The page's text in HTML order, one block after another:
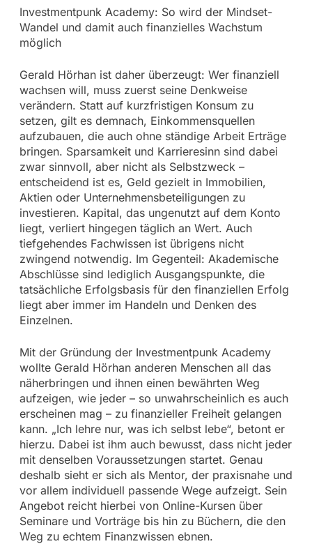
Investmentpunk Academy: So wird der Mindset-
Wandel und damit auch finanzielles Wachstum
möglich
Gerald Hörhan ist daher überzeugt: Wer finanziell
wachsen will, muss zuerst seine Denkweise
verändern. Statt auf kurzfristigen Konsum zu
setzen, gilt es demnach, Einkommensquellen
aufzubauen, die auch ohne ständige Arbeit Erträge
bringen. Sparsamkeit und Karrieresinn sind dabei
zwar sinnvoll, aber nicht als Selbstzweck –
entscheidend ist es, Geld gezielt in Immobilien,
Aktien oder Unternehmensbeteiligungen zu
investieren. Kapital, das ungenutzt auf dem Konto
liegt, verliert hingegen täglich an Wert. Auch
tiefgehendes Fachwissen ist übrigens nicht
zwingend notwendig. Im Gegenteil: Akademische
Abschlüsse sind lediglich Ausgangspunkte, die
tatsächliche Erfolgsbasis für den finanziellen Erfolg
liegt aber immer im Handeln und Denken des
Einzelnen.
Mit der Gründung der Investmentpunk Academy
wollte Gerald Hörhan anderen Menschen all das
näherbringen und ihnen einen bewährten Weg
aufzeigen, wie jeder – so unwahrscheinlich es auch
erscheinen mag – zu finanzieller Freiheit gelangen
kann. „Ich lehre nur, was ich selbst lebe“, betont er
hierzu. Dabei ist ihm auch bewusst, dass nicht jeder
mit denselben Voraussetzungen startet. Genau
deshalb sieht er sich als Mentor, der praxisnahe und
vor allem individuell passende Wege aufzeigt. Sein
Angebot reicht hierbei von Online-Kursen über
Seminare und Vorträge bis hin zu Büchern, die den
Weg zu echtem Finanzwissen ebnen.